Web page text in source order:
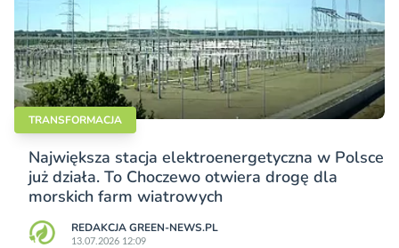
TRANSFORMACJA
Największa stacja elektroenergetyczna w Polsce
już działa. To Choczewo otwiera drogę dla
morskich farm wiatrowych
REDAKCJA GREEN-NEWS.PL
13.07.2026 12:09